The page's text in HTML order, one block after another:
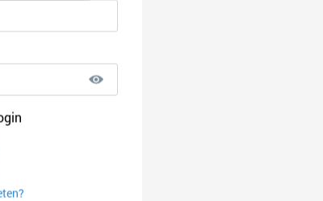
Agoda